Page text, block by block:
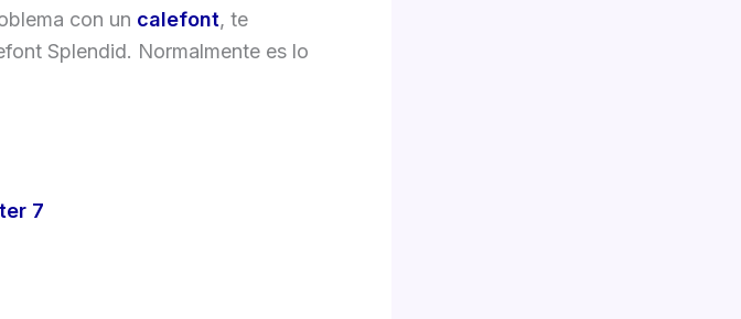
con un calefont, te
Splendid. Normalmente es lo
7